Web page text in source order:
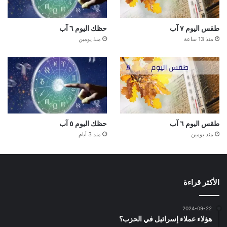
طقس اليوم ٧ آب
منذ 13 ساعة
حظك اليوم ٦ آب
منذ يومين
طقس اليوم ٦ آب
منذ يومين
حظك اليوم ٥ آب
منذ 3 أيام
الأكثر قراءة
2024-09-22
هؤلاء عملاء إسرائيل في الحزب؟